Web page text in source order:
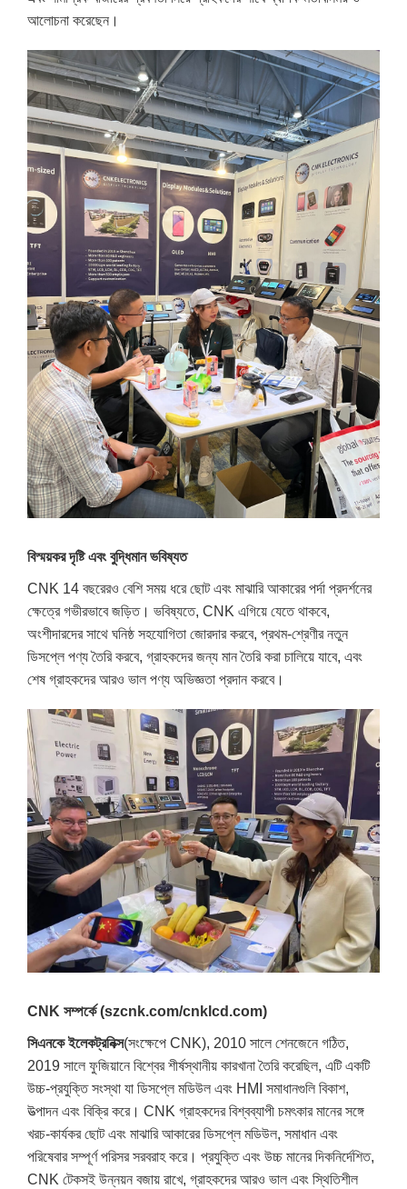
আলোচনা করেছেন।
বিস্ময়কর দৃষ্টি এবং বুদ্ধিমান ভবিষ্যত
CNK 14 বছরেরও বেশি সময় ধরে ছোট এবং মাঝারি আকারের পর্দা প্রদর্শনের
ক্ষেত্রে গভীরভাবে জড়িত। ভবিষ্যতে, CNK এগিয়ে যেতে থাকবে,
অংশীদারদের সাথে ঘনিষ্ঠ সহযোগিতা জোরদার করবে, প্রথম-শ্রেণীর নতুন
ডিসপ্লে পণ্য তৈরি করবে, গ্রাহকদের জন্য মান তৈরি করা চালিয়ে যাবে, এবং
শেষ গ্রাহকদের আরও ভাল পণ্য অভিজ্ঞতা প্রদান করবে।
CNK সম্পর্কে (szcnk.com/cnklcd.com)
সিএনকে ইলেকট্রনিক্স(সংক্ষেপে CNK), 2010 সালে শেনজেনে গঠিত,
2019 সালে ফুজিয়ানে বিশ্বের শীর্ষস্থানীয় কারখানা তৈরি করেছিল, এটি একটি
উচ্চ-প্রযুক্তি সংস্থা যা ডিসপ্লে মডিউল এবং HMI সমাধানগুলি বিকাশ,
উত্পাদন এবং বিক্রি করে। CNK গ্রাহকদের বিশ্বব্যাপী চমৎকার মানের সঙ্গে
খরচ-কার্যকর ছোট এবং মাঝারি আকারের ডিসপ্লে মডিউল, সমাধান এবং
পরিষেবার সম্পূর্ণ পরিসর সরবরাহ করে। প্রযুক্তি এবং উচ্চ মানের দিকনির্দেশিত,
CNK টেকসই উন্নয়ন বজায় রাখে, গ্রাহকদের আরও ভাল এবং স্থিতিশীল